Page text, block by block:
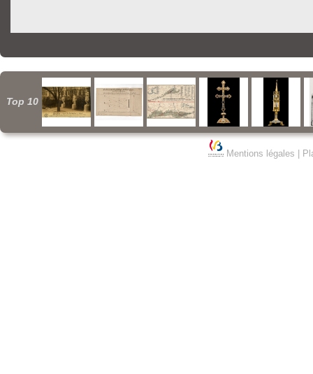
Top 10
Mentions légales